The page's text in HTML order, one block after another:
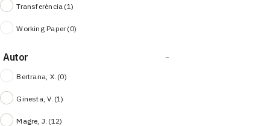
Transferència (1)
Working Paper(0)
Autor -
Bertrana, X. (0)
Ginesta, V. (1)
Magre, J. (12)